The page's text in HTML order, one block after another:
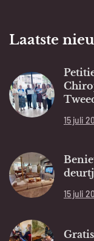
Laatste
15 juli
15 juli